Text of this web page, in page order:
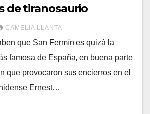
de tiranosaurio
CAMELIA LLANTA
que San Fermín es quizá la
famosa de España, en buena parte
que provocaron sus encierros en el
Ernest…